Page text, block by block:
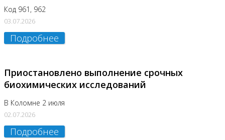
Код 961, 962
03.07.2026
Подробнее
Приостановлено выполнение срочных
биохимических исследований
В Коломне 2 июля
02.07.2026
Подробнее